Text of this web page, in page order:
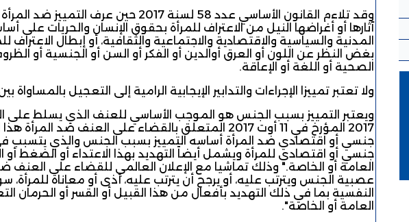
وقد تلاءم القانون الأساسي عدد 58 لسنة
آثارها أو أغراضها النيل من الاعتراف للمرأة بحقوق الإنسان والحريات على
المدنية والسياسية والاقتصادية والاجتماعية والثقافية، أو إبطال
بغض النظر عن اللون أو العرق أوالدين أو الفكر أو السن أو الجنسية أو
الصحية أو اللغة أو الإعاقة.
ولا تعتبر تمييزا الإجراءات والتدابير الإيجابية الرامية إلى التعجيل بالمساواة
2017 المؤرخ في 11 أوت 2017 المتعلق بالقضاء على
جنسي أو اقتصادي ضد المرأة أساسه التمييز بسبب الجنس والذي يتسبب
جنسي أو اقتصادي للمرأة ويشمل أيضاً التهديد بهذا الاعتداء أو الضغط أو
عصبية الجنس ويترتب عليه، أو يرجح أن يترتب عليه، أذى أو معاناة للمرأة،
النفسية بما في ذلك التهديد بأفعال من هذا القبيل أو القسر أو
العامة أو الخاصة".